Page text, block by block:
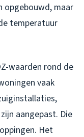
opgebouwd, maar
temperatuur
waarden rond de
vaak
aangepast. Die
Het